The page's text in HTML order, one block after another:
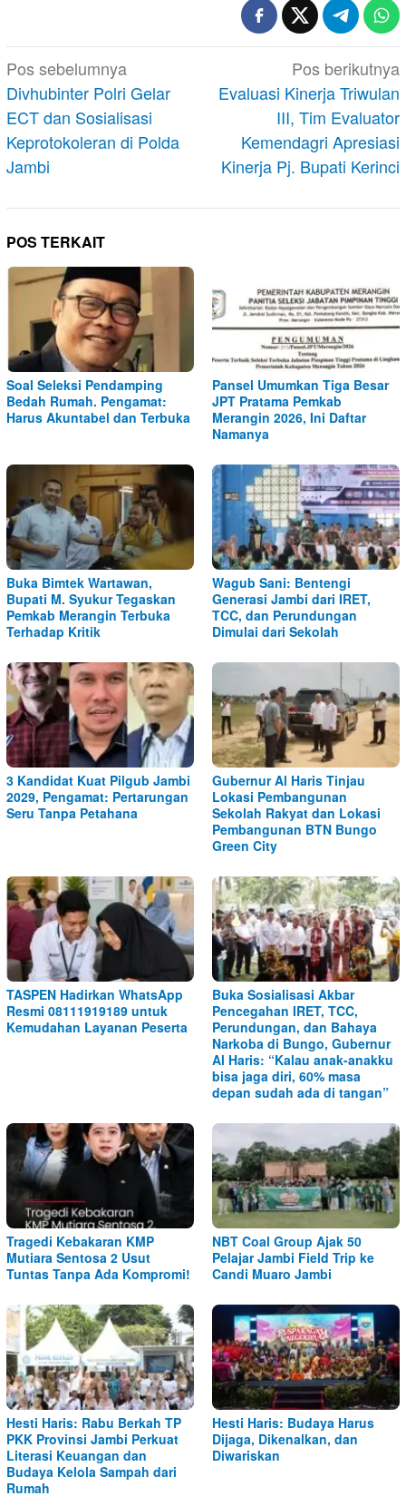
Navigasi
pos
Pos sebelumnya
Divhubinter Polri Gelar
ECT dan Sosialisasi
Keprotokoleran di Polda
Jambi
Pos berikutnya
Evaluasi Kinerja Triwulan
III, Tim Evaluator
Kemendagri Apresiasi
Kinerja Pj. Bupati Kerinci
POS TERKAIT
Soal Seleksi Pendamping
Bedah Rumah. Pengamat:
Harus Akuntabel dan Terbuka
Pansel Umumkan Tiga Besar
JPT Pratama Pemkab
Merangin 2026, Ini Daftar
Namanya
Buka Bimtek Wartawan,
Bupati M. Syukur Tegaskan
Pemkab Merangin Terbuka
Terhadap Kritik
Wagub Sani: Bentengi
Generasi Jambi dari IRET,
TCC, dan Perundungan
Dimulai dari Sekolah
3 Kandidat Kuat Pilgub Jambi
2029, Pengamat: Pertarungan
Seru Tanpa Petahana
Gubernur Al Haris Tinjau
Lokasi Pembangunan
Sekolah Rakyat dan Lokasi
Pembangunan BTN Bungo
Green City
TASPEN Hadirkan WhatsApp
Resmi 08111919189 untuk
Kemudahan Layanan Peserta
Buka Sosialisasi Akbar
Pencegahan IRET, TCC,
Perundungan, dan Bahaya
Narkoba di Bungo, Gubernur
Al Haris: “Kalau anak-anakku
bisa jaga diri, 60% masa
depan sudah ada di tangan”
Tragedi Kebakaran KMP
Mutiara Sentosa 2 Usut
Tuntas Tanpa Ada Kompromi!
NBT Coal Group Ajak 50
Pelajar Jambi Field Trip ke
Candi Muaro Jambi
Hesti Haris: Rabu Berkah TP
PKK Provinsi Jambi Perkuat
Literasi Keuangan dan
Budaya Kelola Sampah dari
Rumah
Hesti Haris: Budaya Harus
Dijaga, Dikenalkan, dan
Diwariskan